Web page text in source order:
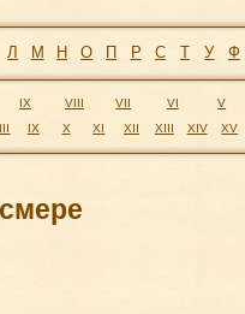
Л М Н О П Р С Т У Ф
IX VIII VII VI
V
IX X XI XII XIII XIV XV